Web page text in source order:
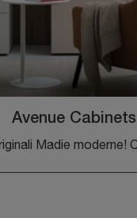
Avenue Cabinets